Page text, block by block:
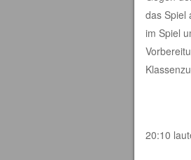
das Spiel
im Spiel
20:10